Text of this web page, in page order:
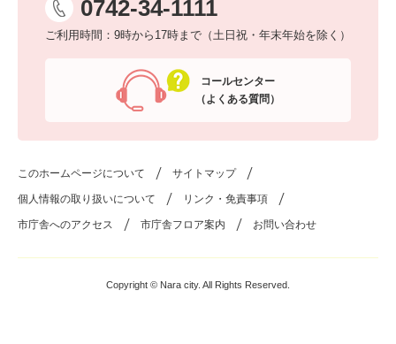
0742-34-1111
ご利用時間：9時から17時まで（土日祝・年末年始を除く）
コールセンター
（よくある質問）
このホームページについて サイトマップ
個人情報の取り扱いについて リンク・免責事項
市庁舎へのアクセス 市庁舎フロア案内 お問い合わせ
Copyright © Nara city. All Rights Reserved.